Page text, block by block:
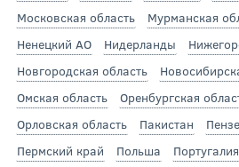
Московская область
Мурманская
Ненецкий АО
Нидерланды
Новгородская область
Омская область
Оренбургская
Орловская область
Пакистан
Пермский край
Польша Португалия